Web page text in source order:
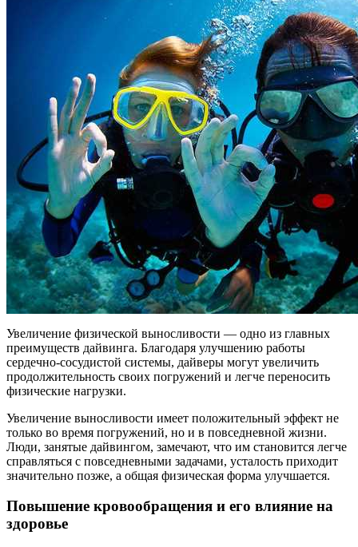
Увеличение физической выносливости — одно из главных
преимуществ дайвинга. Благодаря улучшению работы
сердечно-сосудистой системы, дайверы могут увеличить
продолжительность своих погружений и легче переносить
физические нагрузки.
Увеличение выносливости имеет положительный эффект не
только во время погружений, но и в повседневной жизни.
Люди, занятые дайвингом, замечают, что им становится легче
справляться с повседневными задачами, усталость приходит
значительно позже, а общая физическая форма улучшается.
Повышение кровообращения и его влияние на
здоровье